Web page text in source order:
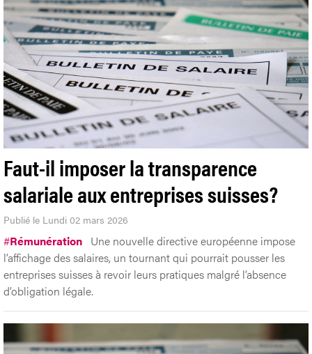
Faut-il imposer la transparence
salariale aux entreprises suisses?
Publié le Lundi 02 mars 2026
#Rémunération Une nouvelle directive européenne impose
l’affichage des salaires, un tournant qui pourrait pousser les
entreprises suisses à revoir leurs pratiques malgré l’absence
d’obligation légale.